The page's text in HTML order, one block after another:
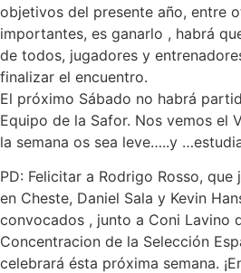
objetivos del presente año, entre
importantes, es ganarlo , habrá
de todos, jugadores y
finalizar el encuentro.
El próximo Sábado no habrá
Equipo de la Safor. Nos vemos el
la semana os sea leve…..y
PD: Felicitar a Rodrigo Rosso,
en Cheste, Daniel Sala y Kevin
convocados , junto a Coni Lavino
Concentracion de la Selección
celebrará ésta próxima semana.